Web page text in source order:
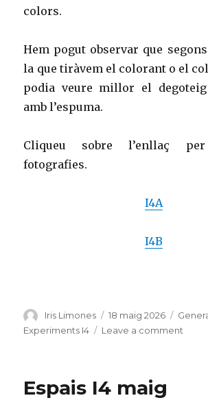
colors.
Hem pogut observar que
la que tiràvem el colorant o el
podia veure millor el
amb l’espuma.
Cliqueu sobre l’enllaç
fotografies.
I4A
I4B
Author
Iris Limones
Posted
on
18 maig 2026
Experiments I4
Leave a comment
Espais I4 maig